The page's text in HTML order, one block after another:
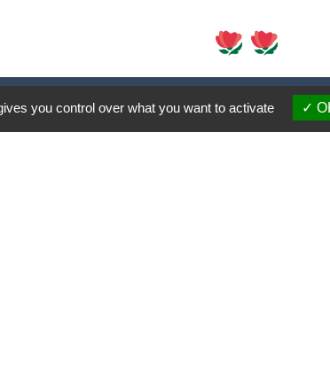
Contacts
you control over what you want to activate